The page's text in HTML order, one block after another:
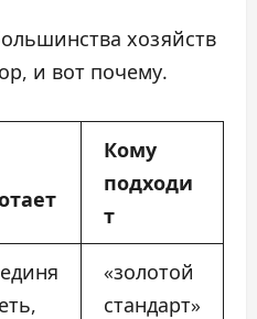
хозяйств
и вот почему.
Кому
подходи
т
«золотой
стандарт»